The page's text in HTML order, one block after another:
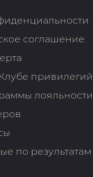
соглашение
лояльности
по